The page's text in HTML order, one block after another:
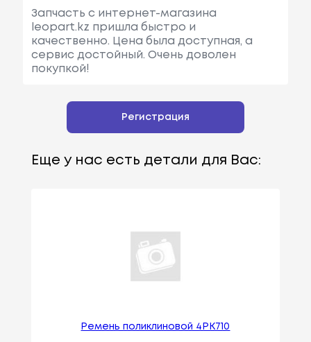
Запчасть с интернет-магазина
leopart.kz пришла быстро и
качественно. Цена была доступная, а
сервис достойный. Очень доволен
покупкой!
Регистрация
Еще у нас есть детали для Вас:
Ремень поликлиновой 4PK710